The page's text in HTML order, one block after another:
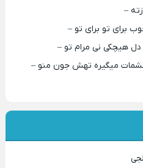
–
برای تو برای تو –
هیچکی نی مرام تو –
میگیره تهش جون منو –